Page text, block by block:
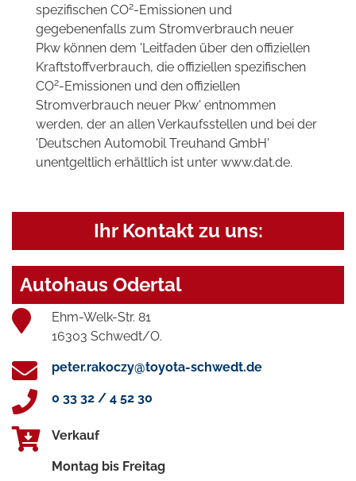
spezifischen CO2-Emissionen und
gegebenenfalls zum Stromverbrauch neuer
Pkw können dem 'Leitfaden über den offiziellen
Kraftstoffverbrauch, die offiziellen spezifischen
CO2-Emissionen und den offiziellen
Stromverbrauch neuer Pkw' entnommen
werden, der an allen Verkaufsstellen und bei der
'Deutschen Automobil Treuhand GmbH'
unentgeltlich erhältlich ist unter www.dat.de.
Ihr Kontakt zu uns:
Autohaus Odertal
Ehm-Welk-Str. 81
16303 Schwedt/O.
peter.rakoczy@toyota-schwedt.de
0 33 32 / 4 52 30
Verkauf
Montag bis Freitag